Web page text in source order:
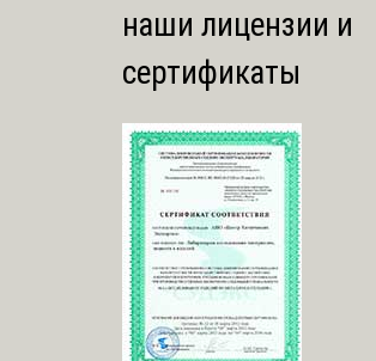
наши лицензии и
сертификаты